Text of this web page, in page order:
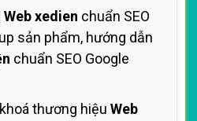
Web xedien chuẩn SEO
sản phẩm, hướng dẫn
chuẩn SEO Google
thương hiệu Web